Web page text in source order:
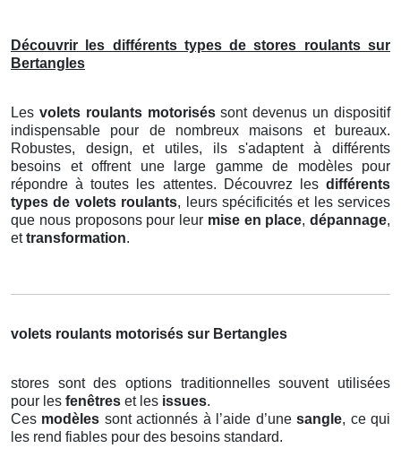
Découvrir les différents types de stores roulants sur
Bertangles
Les volets roulants motoriséssont devenus un dispositif
indispensable pour de nombreux maisons et bureaux.
Robustes, design, et utiles, ils s'adaptent à différents
besoins et offrent une large gamme de modèles pour
répondre à toutes les attentes. Découvrez les différents
types de volets roulants, leurs spécificités et les services
que nous proposons pour leur mise en place, dépannage,
ettransformation.
volets roulants motorisés sur Bertangles
stores sont des options traditionnelles souvent utilisées
pour les fenêtres et les issues.
Ces modèles sont actionnés à l’aide d’unesangle, ce qui
les rend fiables pour des besoins standard.